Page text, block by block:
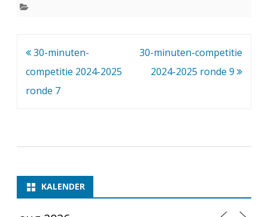
e
p
Bericht
navigatie
30-minuten-
competitie 2024-2025
ronde 7
30-minuten-competitie
2024-2025 ronde 9
KALENDER